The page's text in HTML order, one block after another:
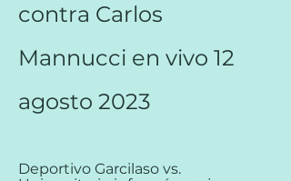
contra Carlos
Mannucci en vivo 12
agosto 2023
Deportivo Garcilaso vs.